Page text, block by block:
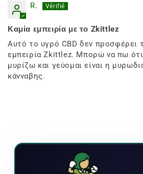
R.
Καμία εμπειρία με το Zkittlez
Αυτό το υγρό CBD δεν προσφέρει
εμπειρία Zkittlez. Μπορώ να πω
μυρίζω και γεύομαι είναι η
κάνναβης.